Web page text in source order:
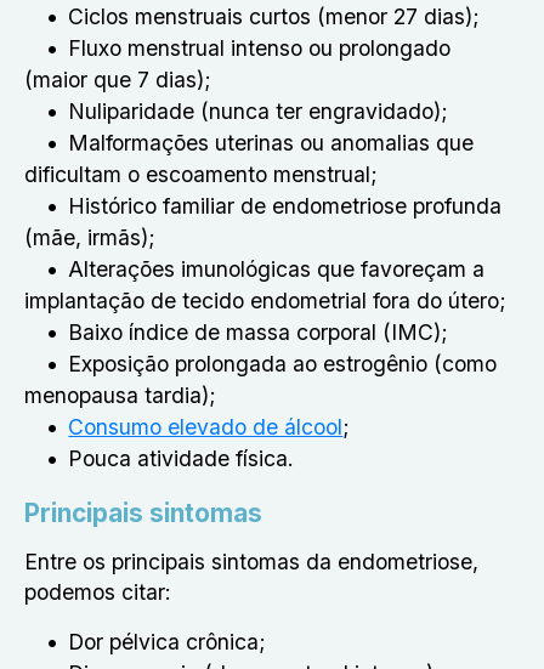
Ciclos menstruais curtos (menor 27 dias);
Fluxo menstrual intenso ou prolongado
(maior que 7 dias);
Nuliparidade (nunca ter engravidado);
Malformações uterinas ou anomalias que
dificultam o escoamento menstrual;
Histórico familiar de endometriose profunda
(mãe, irmãs);
Alterações imunológicas que favoreçam a
implantação de tecido endometrial fora do útero;
Baixo índice de massa corporal (IMC);
Exposição prolongada ao estrogênio (como
menopausa tardia);
Consumo elevado de álcool;
Pouca atividade física.
Principais sintomas
Entre os principais sintomas da endometriose,
podemos citar:
Dor pélvica crônica;